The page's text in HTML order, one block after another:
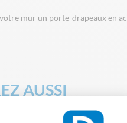
mur un porte-drapeaux en
AUSSI